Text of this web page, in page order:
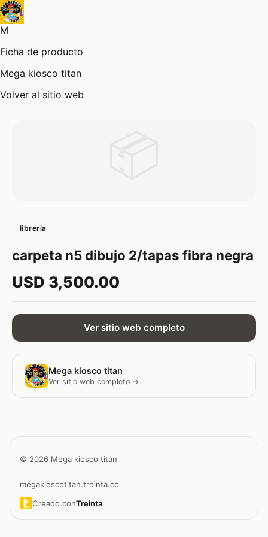
M
Ficha de producto
Mega kiosco titan
Volver al sitio web
libreria
carpeta n5 dibujo 2/tapas fibra negra
USD 3,500.00
Ver sitio web completo
Mega kiosco titan
Ver sitio web completo →
© 2026 Mega kiosco titan
megakioscotitan.treinta.co
Creado conTreinta